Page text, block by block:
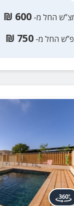
החל מ- 600
₪
החל מ- 750
₪